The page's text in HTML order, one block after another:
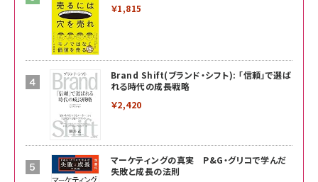
￥1,815
Brand Shift(ブランド・シフト): 「信頼」で選ば
れる時代の成長戦略
￥2,420
マーケティングの真実 P&G・グリコで学んだ
失敗と成長の法則